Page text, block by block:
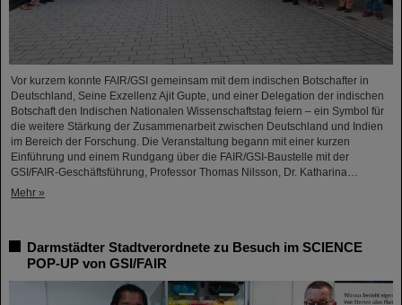
Vor kurzem konnte FAIR/GSI gemeinsam mit dem indischen Botschafter in
Deutschland, Seine Exzellenz Ajit Gupte, und einer Delegation der indischen
Botschaft den Indischen Nationalen Wissenschaftstag feiern – ein Symbol für
die weitere Stärkung der Zusammenarbeit zwischen Deutschland und Indien
im Bereich der Forschung. Die Veranstaltung begann mit einer kurzen
Einführung und einem Rundgang über die FAIR/GSI-Baustelle mit der
GSI/FAIR-Geschäftsführung, Professor Thomas Nilsson, Dr. Katharina…
Mehr »
Darmstädter Stadtverordnete zu Besuch im SCIENCE
POP-UP von GSI/FAIR